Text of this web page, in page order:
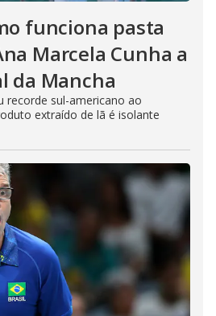
funciona pasta
Marcela Cunha a
da Mancha
recorde sul-americano ao
extraído de lã é isolante